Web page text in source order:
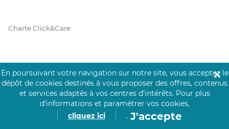
Charte Click&Care
Code de Déontologie
Mentions Légales
En poursuivant votre navigation sur notre site, vous acceptez le
dépôt de cookies destinés à vous proposer des offres, contenus
et services adaptés à vos centres d’intérêts. Pour plus
d’informations et paramétrer vos cookies,
cliquez ici
. J'accepte
✕